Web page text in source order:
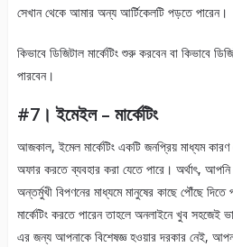
সেখান থেকে আমার অন্য আর্টিকেলটি পড়তে পারেন।
কিভাবে ডিজিটাল মার্কেটিং শুরু করবেন বা কিভাবে
পারবেন।
#7। ইমেইল – মার্কেটিং
আজকাল, ইমেল মার্কেটিং একটি জনপ্রিয় মাধ্যম কারণ
অফার করতে ব্যবহার করা যেতে পারে। অর্থাৎ,
অন্তর্মুখী বিপণনের মাধ্যমে মানুষের কাছে পৌঁছে
মার্কেটিং করতে পারেন তাহলে অনলাইনে খুব
এর জন্য আপনাকে বিশেষজ্ঞ হওয়ার দরকার নেই,